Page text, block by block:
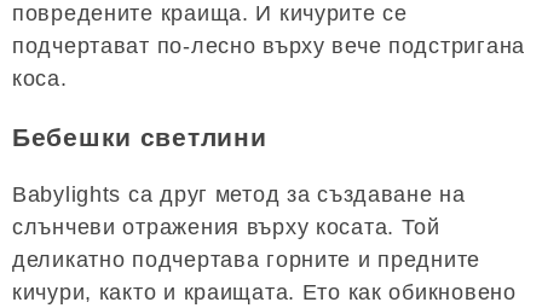
повредените краища. И кичурите се
подчертават по-лесно върху вече подстригана
коса.
Бебешки светлини
Babylights са друг метод за създаване на
слънчеви отражения върху косата. Той
деликатно подчертава горните и предните
кичури, както и краищата. Ето как обикновено